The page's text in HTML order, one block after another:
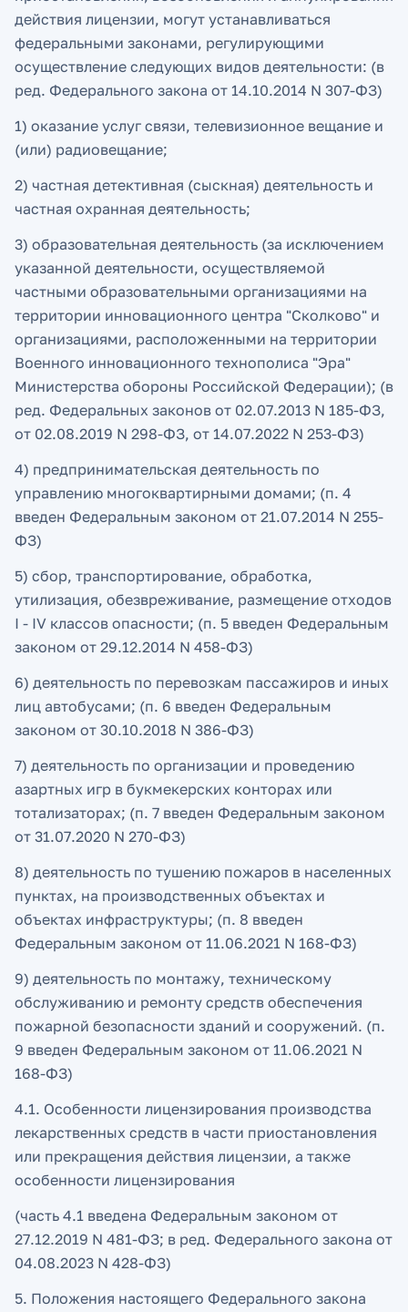
действия лицензии, могут устанавливаться
федеральными законами, регулирующими
осуществление следующих видов деятельности: (в
ред. Федерального закона от 14.10.2014 N 307-ФЗ)
1) оказание услуг связи, телевизионное вещание и
(или) радиовещание;
2) частная детективная (сыскная) деятельность и
частная охранная деятельность;
3) образовательная деятельность (за исключением
указанной деятельности, осуществляемой
частными образовательными организациями на
территории инновационного центра "Сколково" и
организациями, расположенными на территории
Военного инновационного технополиса "Эра"
Министерства обороны Российской Федерации); (в
ред. Федеральных законов от 02.07.2013 N 185-ФЗ,
от 02.08.2019 N 298-ФЗ, от 14.07.2022 N 253-ФЗ)
4) предпринимательская деятельность по
управлению многоквартирными домами; (п. 4
введен Федеральным законом от 21.07.2014 N 255-
ФЗ)
5) сбор, транспортирование, обработка,
утилизация, обезвреживание, размещение отходов
I - IV классов опасности; (п. 5 введен Федеральным
законом от 29.12.2014 N 458-ФЗ)
6) деятельность по перевозкам пассажиров и иных
лиц автобусами; (п. 6 введен Федеральным
законом от 30.10.2018 N 386-ФЗ)
7) деятельность по организации и проведению
азартных игр в букмекерских конторах или
тотализаторах; (п. 7 введен Федеральным законом
от 31.07.2020 N 270-ФЗ)
8) деятельность по тушению пожаров в населенных
пунктах, на производственных объектах и
объектах инфраструктуры; (п. 8 введен
Федеральным законом от 11.06.2021 N 168-ФЗ)
9) деятельность по монтажу, техническому
обслуживанию и ремонту средств обеспечения
пожарной безопасности зданий и сооружений. (п.
9 введен Федеральным законом от 11.06.2021 N
168-ФЗ)
4.1. Особенности лицензирования производства
лекарственных средств в части приостановления
или прекращения действия лицензии, а также
особенности лицензирования
(часть 4.1 введена Федеральным законом от
27.12.2019 N 481-ФЗ; в ред. Федерального закона от
04.08.2023 N 428-ФЗ)
5. Положения настоящего Федерального закона